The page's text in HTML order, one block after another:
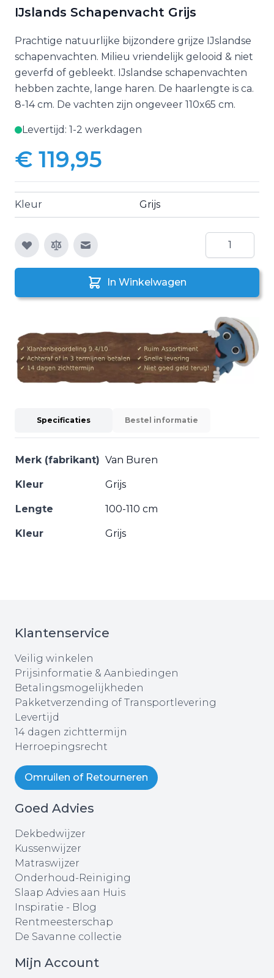
IJslands Schapenvacht Grijs
Prachtige natuurlijke bijzondere grijze IJslandse
schapenvachten. Milieu vriendelijk gelooid & niet
geverfd of gebleekt. IJslandse schapenvachten
hebben zachte, lange haren. De haarlengte is ca.
8-14 cm. De vachten zijn ongeveer 110x65 cm.
Levertijd: 1-2 werkdagen
€ 119,95
Kleur Grijs
E-mail naar een vriend
Aantal
In Winkelwagen
Specificaties Bestel informatie
Merk (fabrikant) Van Buren
Kleur Grijs
Lengte 100-110 cm
Kleur Grijs
Klantenservice
Veilig winkelen
Prijsinformatie & Aanbiedingen
Betalingsmogelijkheden
Pakketverzending of Transportlevering
Levertijd
14 dagen zichttermijn
Herroepingsrecht
Omruilen of Retourneren
Goed Advies
Dekbedwijzer
Kussenwijzer
Matraswijzer
Onderhoud-Reiniging
Slaap Advies aan Huis
Inspiratie - Blog
Rentmeesterschap
De Savanne collectie
Mijn Account